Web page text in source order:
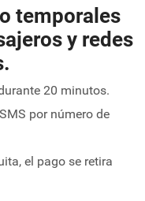
temporales
y redes
20 minutos.
por número de
el pago se retira